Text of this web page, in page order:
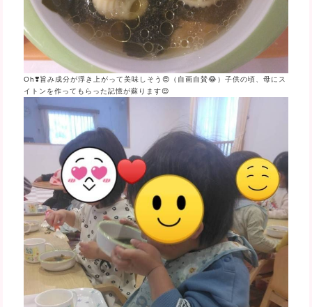
Oh❣️旨み成分が浮き上がって美味しそう😍（自画自賛😂）子供の頃、母にス
イトンを作ってもらった記憶が蘇ります😌